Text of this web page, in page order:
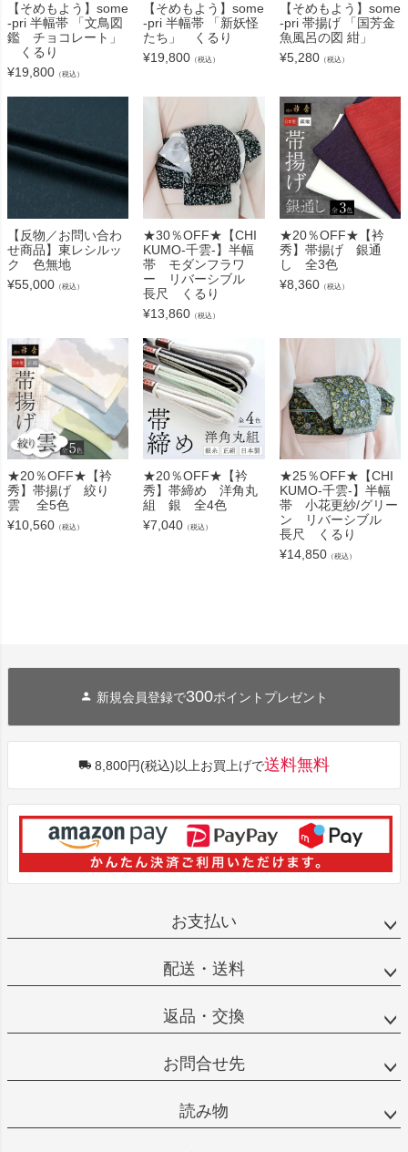
【そめもよう】some
-pri 半幅帯 「文鳥図
鑑 チョコレート」
くるり
¥19,800 （税込）
【そめもよう】some
-pri 半幅帯 「新妖怪
たち」 くるり
¥19,800 （税込）
【そめもよう】some
-pri 帯揚げ 「国芳金
魚風呂の図 紺」
¥5,280（税込）
【反物／お問い合わ
せ商品】東レシルッ
ク 色無地
¥55,000 （税込）
★30％OFF★【CHI
KUMO-千雲-】半幅
帯 モダンフラワ
ー リバーシブル
長尺 くるり
¥13,860 （税込）
★20％OFF★【衿
秀】帯揚げ 銀通
し 全3色
¥8,360（税込）
★20％OFF★【衿
秀】帯揚げ 絞り
雲 全5色
¥10,560 （税込）
★20％OFF★【衿
秀】帯締め 洋角丸
組 銀 全4色
¥7,040 （税込）
★25％OFF★【CHI
KUMO-千雲-】半幅
帯 小花更紗/グリー
ン リバーシブル
長尺 くるり
¥14,850（税込）
新規会員登録で300ポイントプレゼント
8,800円(税込)以上お買上げで送料無料
お支払い
配送・送料
返品・交換
お問合せ先
読み物